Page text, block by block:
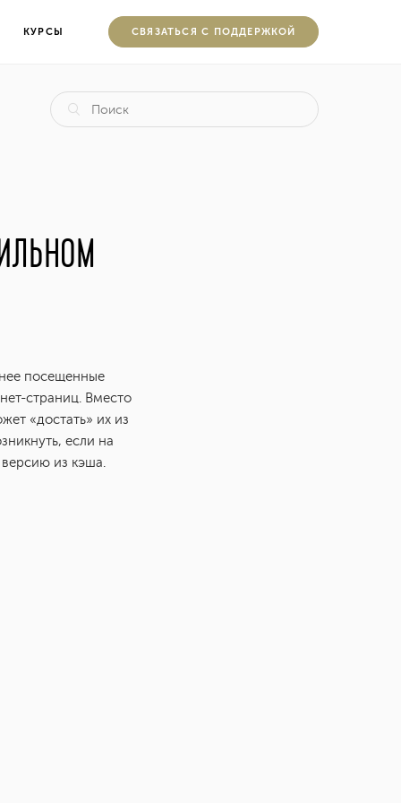
КУРСЫ CВЯЗАТЬСЯ С ПОДДЕРЖКОЙ
посещенные
страниц. Вместо
«достать» их из
если на
из кэша.